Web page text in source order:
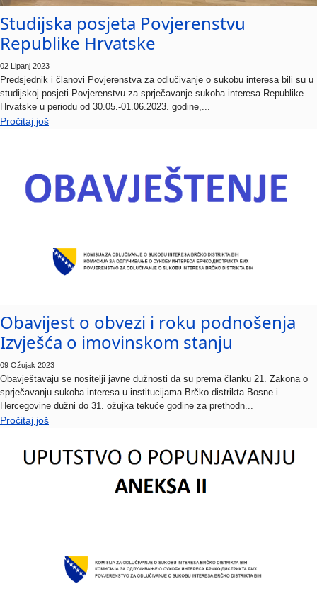
Studijska posjeta Povjerenstvu
Republike Hrvatske
02 Lipanj 2023
Predsjednik i članovi Povjerenstva za odlučivanje o sukobu interesa bili su u
studijskoj posjeti Povjerenstvu za sprječavanje sukoba interesa Republike
Hrvatske u periodu od 30.05.-01.06.2023. godine,...
Pročitaj još
Obavijest o obvezi i roku podnošenja
Izvješća o imovinskom stanju
09 Ožujak 2023
Obavještavaju se nositelji javne dužnosti da su prema članku 21. Zakona o
sprječavanju sukoba interesa u institucijama Brčko distrikta Bosne i
Hercegovine dužni do 31. ožujka tekuće godine za prethodn...
Pročitaj još